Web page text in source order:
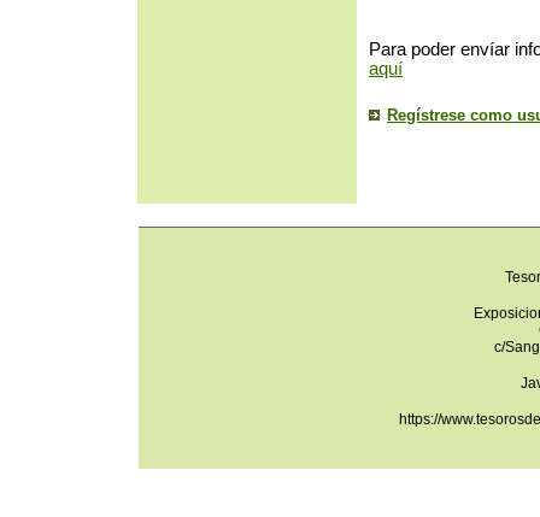
Para poder envíar
aquí
Regístrese como
c/
https://